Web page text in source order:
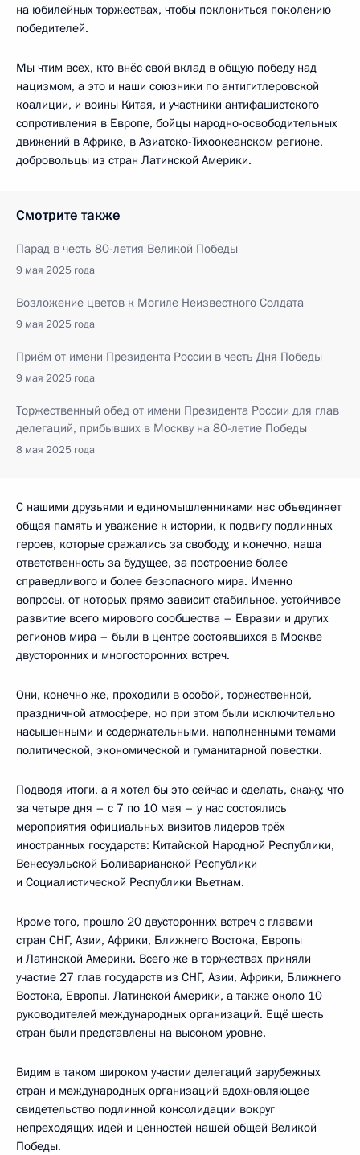
на юбилейных торжествах, чтобы поклониться поколению
победителей.
Мы чтим всех, кто внёс свой вклад в общую победу над
нацизмом, а это и наши союзники по антигитлеровской
коалиции, и воины Китая, и участники антифашистского
сопротивления в Европе, бойцы народно-освободительных
движений в Африке, в Азиатско-Тихоокеанском регионе,
добровольцы из стран Латинской Америки.
Смотрите также
Парад в честь 80-летия Великой Победы
9 мая 2025 года
Возложение цветов к Могиле Неизвестного Солдата
9 мая 2025 года
Приём от имени Президента России в честь Дня Победы
9 мая 2025 года
Торжественный обед от имени Президента России для глав
делегаций, прибывших в Москву на 80-летие Победы
8 мая 2025 года
С нашими друзьями и единомышленниками нас объединяет
общая память и уважение к истории, к подвигу подлинных
героев, которые сражались за свободу, и конечно, наша
ответственность за будущее, за построение более
справедливого и более безопасного мира. Именно
вопросы, от которых прямо зависит стабильное, устойчивое
развитие всего мирового сообщества – Евразии и других
регионов мира – были в центре состоявшихся в Москве
двусторонних и многосторонних встреч.
Они, конечно же, проходили в особой, торжественной,
праздничной атмосфере, но при этом были исключительно
насыщенными и содержательными, наполненными темами
политической, экономической и гуманитарной повестки.
Подводя итоги, а я хотел бы это сейчас и сделать, скажу, что
за четыре дня – с 7 по 10 мая – у нас состоялись
мероприятия официальных визитов лидеров трёх
иностранных государств: Китайской Народной Республики,
Венесуэльской Боливарианской Республики
и Социалистической Республики Вьетнам.
Кроме того, прошло 20 двусторонних встреч с главами
стран СНГ, Азии, Африки, Ближнего Востока, Европы
и Латинской Америки. Всего же в торжествах приняли
участие 27 глав государств из СНГ, Азии, Африки, Ближнего
Востока, Европы, Латинской Америки, а также около 10
руководителей международных организаций. Ещё шесть
стран были представлены на высоком уровне.
Видим в таком широком участии делегаций зарубежных
стран и международных организаций вдохновляющее
свидетельство подлинной консолидации вокруг
непреходящих идей и ценностей нашей общей Великой
Победы.